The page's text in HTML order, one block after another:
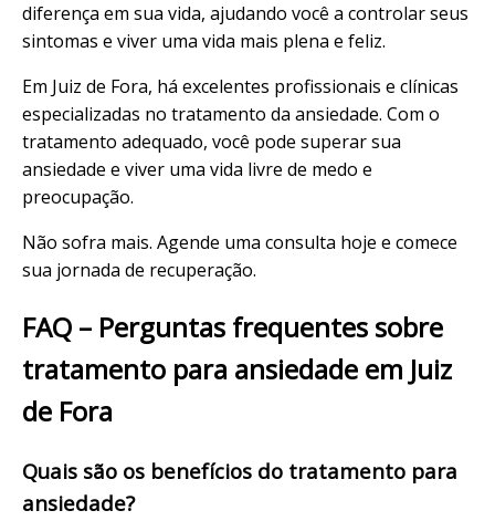
diferença em sua vida, ajudando você a controlar seus
sintomas e viver uma vida mais plena e feliz.
Em Juiz de Fora, há excelentes profissionais e clínicas
especializadas no tratamento da ansiedade. Com o
tratamento adequado, você pode superar sua
ansiedade e viver uma vida livre de medo e
preocupação.
Não sofra mais. Agende uma consulta hoje e comece
sua jornada de recuperação.
FAQ – Perguntas frequentes sobre
tratamento para ansiedade em Juiz
de Fora
Quais são os benefícios do tratamento para
ansiedade?